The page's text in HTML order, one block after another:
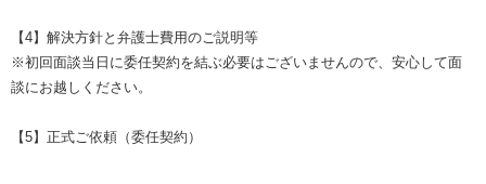
【4】解決方針と弁護士費用のご説明等
※初回面談当日に委任契約を結ぶ必要はございませんので、安心して面
談にお越しください。
【5】正式ご依頼（委任契約）